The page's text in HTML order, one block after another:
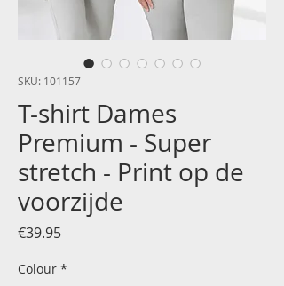
SKU: 101157
T-shirt Dames
Premium - Super
stretch - Print op de
voorzijde
€39.95Price
Colour *